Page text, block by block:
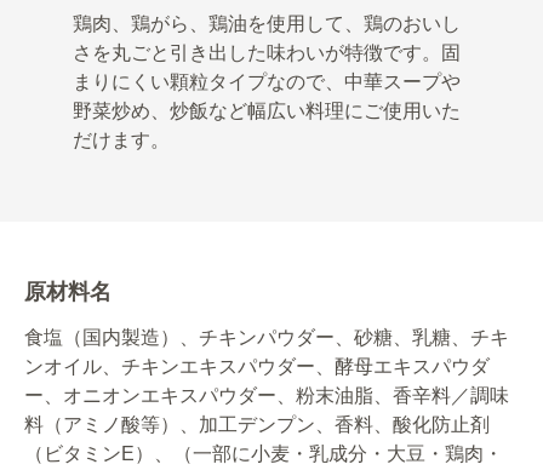
鶏肉、鶏がら、鶏油を使用して、鶏のおいし
さを丸ごと引き出した味わいが特徴です。固
まりにくい顆粒タイプなので、中華スープや
野菜炒め、炒飯など幅広い料理にご使用いた
だけます。
原材料名
食塩（国内製造）、チキンパウダー、砂糖、乳糖、チキ
ンオイル、チキンエキスパウダー、酵母エキスパウダ
ー、オニオンエキスパウダー、粉末油脂、香辛料／調味
料（アミノ酸等）、加工デンプン、香料、酸化防止剤
（ビタミンE）、（一部に小麦・乳成分・大豆・鶏肉・